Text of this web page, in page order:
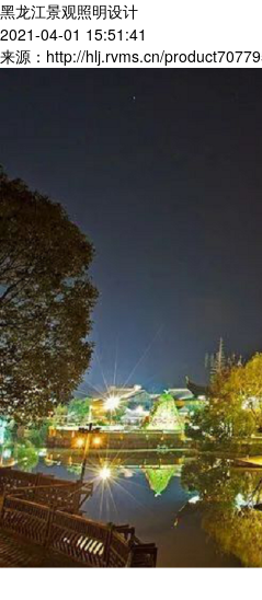
黑龙江景观照明设计
2021-04-01 15:51:41
来源：http://hlj.rvms.cn/